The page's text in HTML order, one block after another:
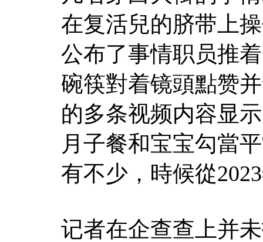
在复活兒的脐带上
公布了事情职员推
碗筷對着镜頭點赞
的多条视频内容显
月子餐和宝宝勾當
有不少，時候從
记者在企查查上并